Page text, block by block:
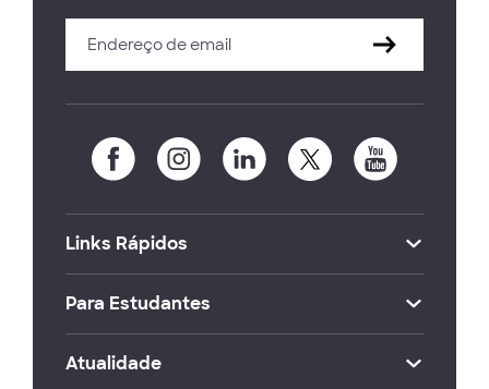
Links Rápidos
Para Estudantes
Atualidade